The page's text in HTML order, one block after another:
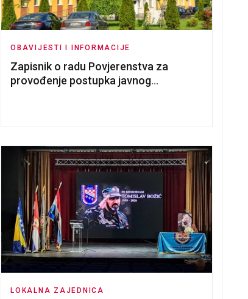
OBAVIJESTI I INFORMACIJE
Zapisnik o radu Povjerenstva za
provođenje postupka javnog
LOKALNA ZAJEDNICA